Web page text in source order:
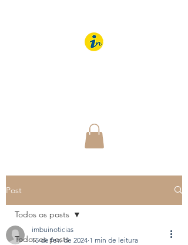
Post
Todos os posts
Todos os posts
imbuinoticias
15 de fev. de 2024 1 min de leitura